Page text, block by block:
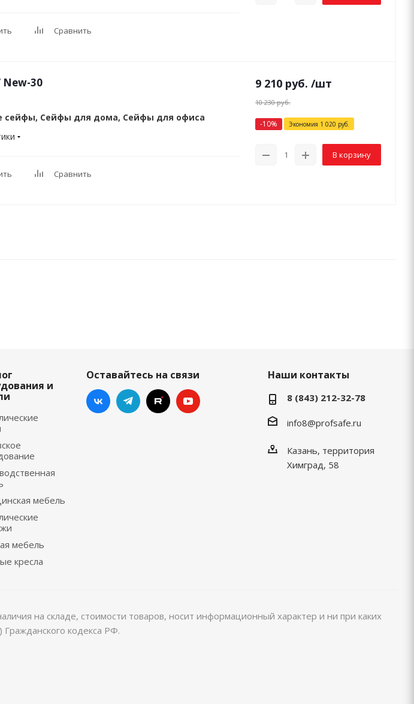
Сравнить
New-30
сейфы, Сейфы для дома, Сейфы для офиса
Сравнить
9 210 руб. /шт
10 230руб.
-10% Экономия 1 020 руб.
В корзину
и
мебель
мебель
кресла
Оставайтесь на связи Наши контакты
8 (843) 212-32-78
info8@profsafe.ru
Казань, территория
Химград, 58
на складе, стоимости товаров, носит информационный характер и ни при каких
Гражданского кодекса РФ.